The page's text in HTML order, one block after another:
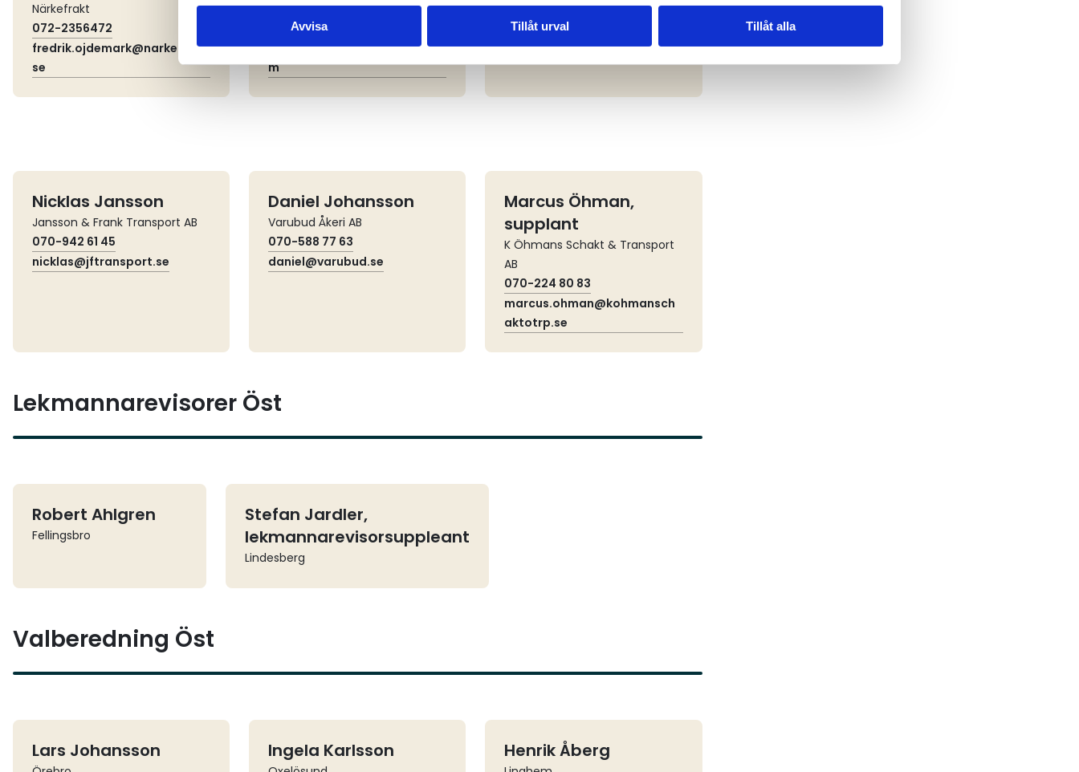
Avvisa Tillåt urval Tillåt alla
Närkefrakt
072-2356472
fredrik.ojdemark@narkefrakt.
se
Alfredsson Transport AB
070-512 88 12
erik@alfredssontransport.co
m
E V Eriksson Transport AB
070-349 55 11
lottapop@hotmail.com
Nicklas Jansson
Jansson & Frank Transport AB
070-942 61 45
nicklas@jftransport.se
Daniel Johansson
Varubud Åkeri AB
070-588 77 63
daniel@varubud.se
Marcus Öhman,
supplant
K Öhmans Schakt & Transport
AB
070-224 80 83
marcus.ohman@kohmansch
aktotrp.se
Lekmannarevisorer Öst
Robert Ahlgren
Fellingsbro
Stefan Jardler,
lekmannarevisorsuppleant
Lindesberg
Valberedning Öst
Lars Johansson Ingela Karlsson Henrik Åberg